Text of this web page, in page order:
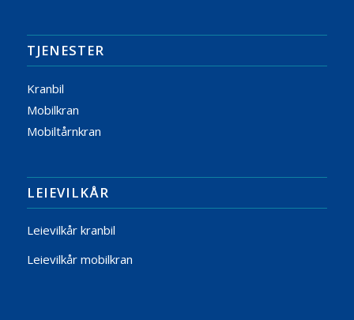
TJENESTER
Kranbil
Mobilkran
Mobiltårnkran
LEIEVILKÅR
Leievilkår kranbil
Leievilkår mobilkran